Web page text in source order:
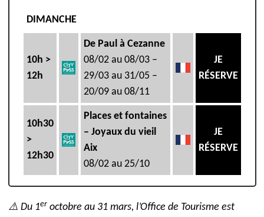
DIMANCHE
10h >
12h
De Paul à Cezanne
08/02 au 08/03 –
29/03 au 31/05 –
20/09 au 08/11
JE
RÉSERVE
10h30
>
12h30
Places et fontaines
– Joyaux du vieil
Aix
08/02 au 25/10
JE
RÉSERVE
⚠️ Du 1er octobre au 31 mars, l’Office de Tourisme est